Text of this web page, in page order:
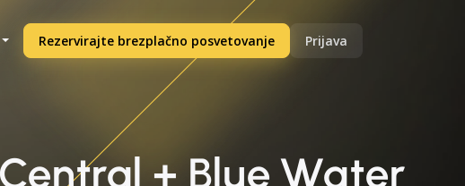
Rezervirajte brezplačno posvetovanje Prijava
+ Blue Water